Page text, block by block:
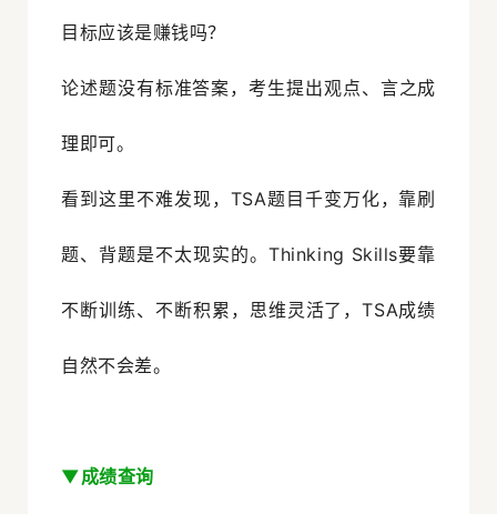
目标应该是赚钱吗？
论述题没有标准答案，考生提出观点、言之成
理即可。
看到这里不难发现，TSA题目千变万化，靠刷
题、背题是不太现实的。Thinking Skills要靠
不断训练、不断积累，思维灵活了，TSA成绩
自然不会差。
▼成绩查询